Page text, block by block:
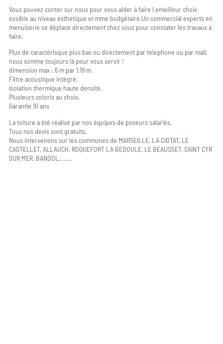
Vous pouvez conter sur nous pour vous aider à faire l emeilleur choix
ossible au niveau esthetique et mme budgétaire.Un commercial experts en
menuiserie se déplace directement chez vous pour constater les travaux à
faire.
Plus de caractérisque plus bas ou directement par telephone ou par mail,
nous somme toujours là pour vous servir !
dimension max : 6 m par 1.19 m.
Filtre acoustique intégré.
Isolation thermique haute densité.
Plusieurs coloris au choix.
Garantie 10 ans
La toiture a été réalisé par nos équipes de poseurs salariés.
Tous nos devis sont gratuits.
Nous intervenons sur les communes de MARSEILLE, LA CIOTAT, LE
CASTELLET, ALLAUCH, ROQUEFORT LA BEDOULE, LE BEAUSSET, SAINT CYR
SUR MER, BANDOL……..